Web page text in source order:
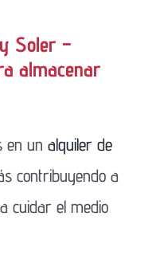
Soler –
almacenar
en un alquiler de
contribuyendo a
cuidar el medio